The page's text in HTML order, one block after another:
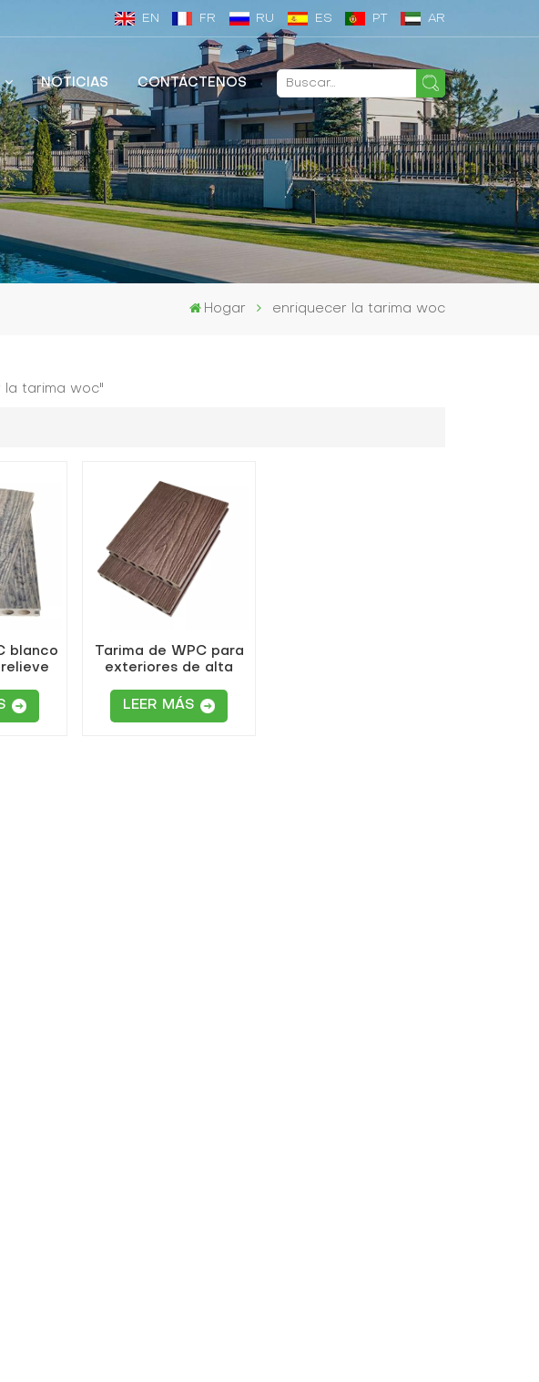
EN FR RU ES PT AR
NOTICIAS CONTÁCTENOS
Hogar enriquecer la tarima woc
la tarima woc"
blanco
Tarima de WPC para
exteriores de alta
rojizo, con relieve
LEER MÁS